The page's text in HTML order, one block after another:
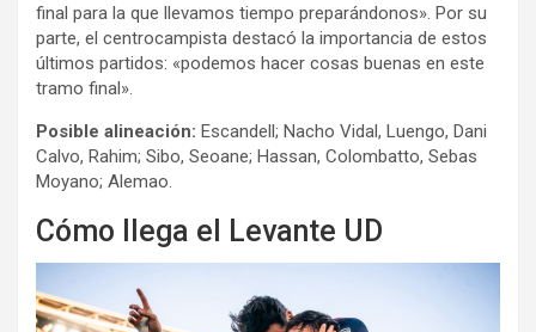
final para la que llevamos tiempo preparándonos». Por su
parte, el centrocampista destacó la importancia de estos
últimos partidos: «podemos hacer cosas buenas en este
tramo final».
Posible alineación: Escandell; Nacho Vidal, Luengo, Dani
Calvo, Rahim; Sibo, Seoane; Hassan, Colombatto, Sebas
Moyano; Alemao.
Cómo llega el Levante UD